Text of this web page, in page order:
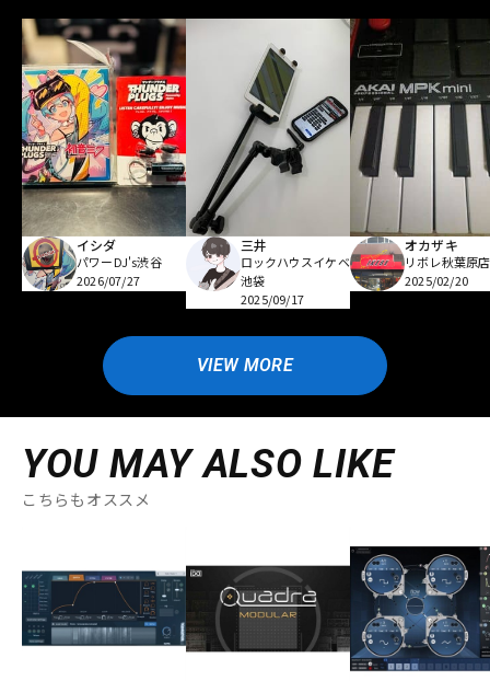
イシダ
パワーDJ's渋谷
2026/07/27
三井
ロックハウスイケベ
池袋
2025/09/17
オカザキ
リボレ秋葉原店
2025/02/20
VIEW MORE
YOU MAY ALSO LIKE
こちらもオススメ